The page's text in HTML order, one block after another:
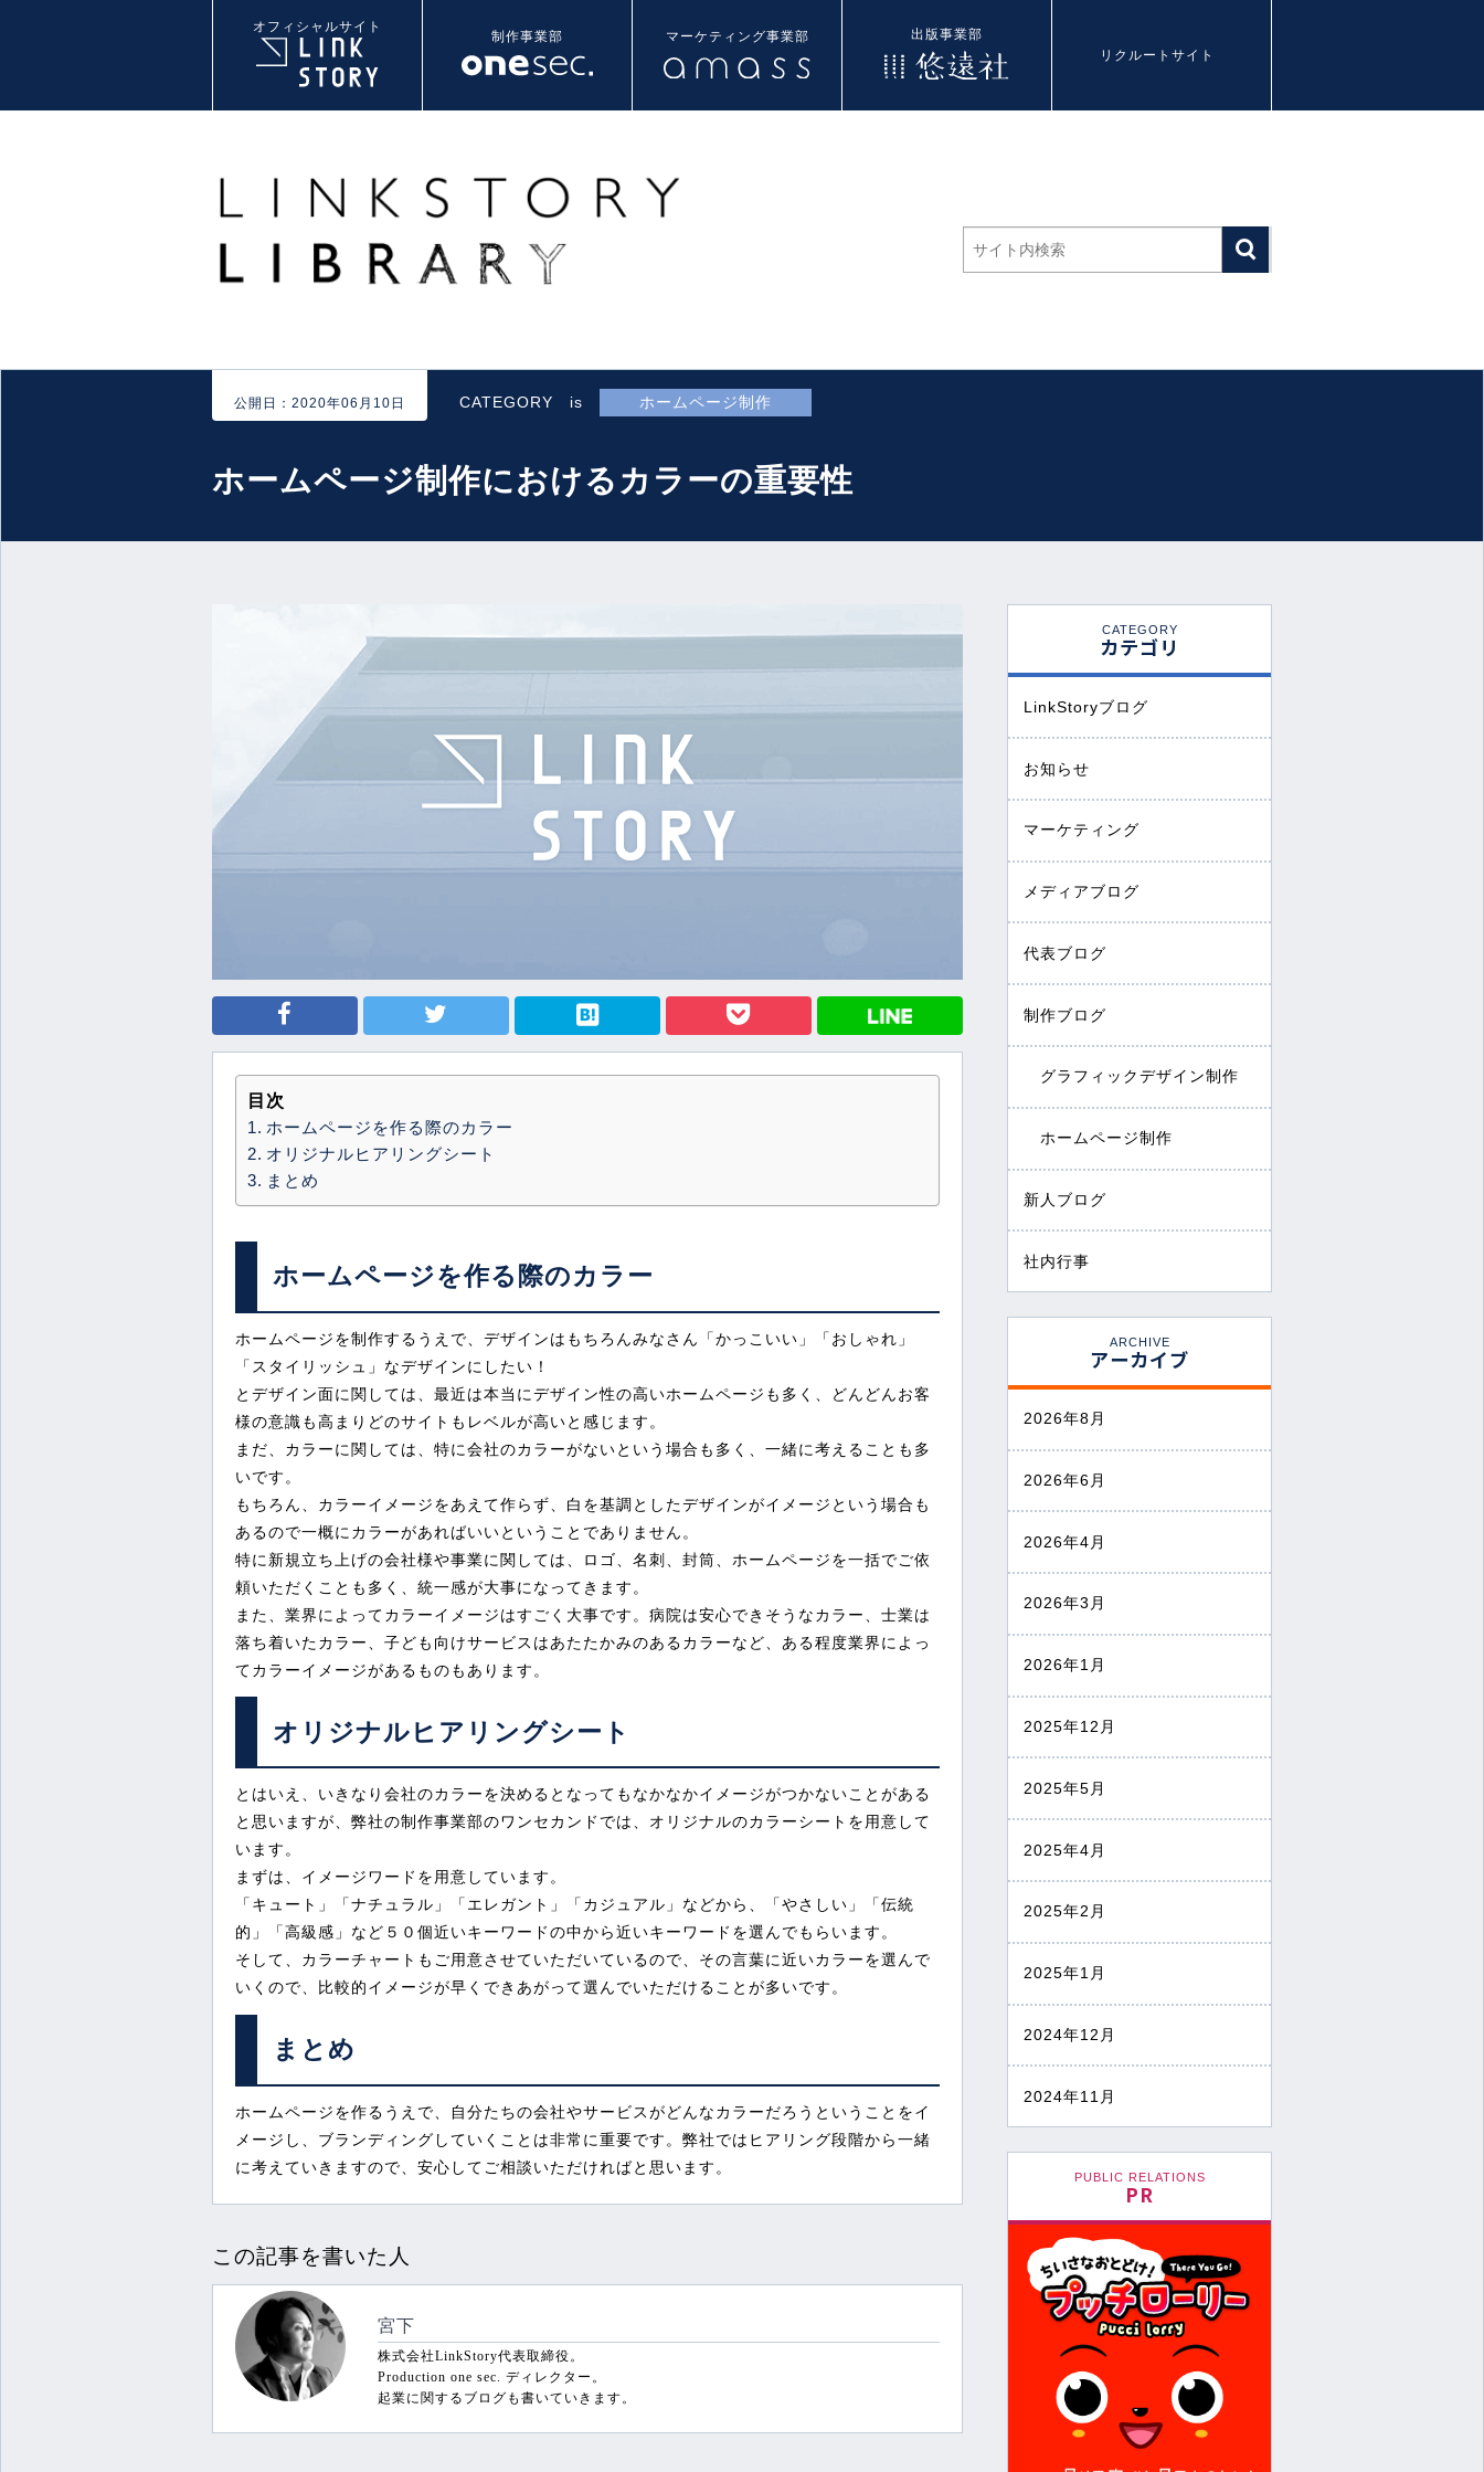
オフィシャルサイト
制作事業部 マーケティング事業部
出版事業部
リクルートサイト
公開日：2020年06月10日 CATEGORY is ホームページ制作
ホームページ制作におけるカラーの重要性
hatenabookmark
目次
ホームページを作る際のカラー
オリジナルヒアリングシート
まとめ
ホームページを作る際のカラー
ホームページを制作するうえで、デザインはもちろんみなさん「かっこいい」「おしゃれ」
「スタイリッシュ」なデザインにしたい！
とデザイン面に関しては、最近は本当にデザイン性の高いホームページも多く、どんどんお客
様の意識も高まりどのサイトもレベルが高いと感じます。
まだ、カラーに関しては、特に会社のカラーがないという場合も多く、一緒に考えることも多
いです。
もちろん、カラーイメージをあえて作らず、白を基調としたデザインがイメージという場合も
あるので一概にカラーがあればいいということでありません。
特に新規立ち上げの会社様や事業に関しては、ロゴ、名刺、封筒、ホームページを一括でご依
頼いただくことも多く、統一感が大事になってきます。
また、業界によってカラーイメージはすごく大事です。病院は安心できそうなカラー、士業は
落ち着いたカラー、子ども向けサービスはあたたかみのあるカラーなど、ある程度業界によっ
てカラーイメージがあるものもあります。
オリジナルヒアリングシート
とはいえ、いきなり会社のカラーを決めるとなってもなかなかイメージがつかないことがある
と思いますが、弊社の制作事業部のワンセカンドでは、オリジナルのカラーシートを用意して
います。
まずは、イメージワードを用意しています。
「キュート」「ナチュラル」「エレガント」「カジュアル」などから、「やさしい」「伝統
的」「高級感」など５０個近いキーワードの中から近いキーワードを選んでもらいます。
そして、カラーチャートもご用意させていただいているので、その言葉に近いカラーを選んで
いくので、比較的イメージが早くできあがって選んでいただけることが多いです。
まとめ
ホームページを作るうえで、自分たちの会社やサービスがどんなカラーだろうということをイ
メージし、ブランディングしていくことは非常に重要です。弊社ではヒアリング段階から一緒
に考えていきますので、安心してご相談いただければと思います。
この記事を書いた人
宮下
株式会社LinkStory代表取締役。
Production one sec. ディレクター。
起業に関するブログも書いていきます。
CATEGORY
カテゴリ
LinkStoryブログ
お知らせ
マーケティング
メディアブログ
代表ブログ
制作ブログ
グラフィックデザイン制作
ホームページ制作
新人ブログ
社内行事
ARCHIVE
アーカイブ
2026年8月
2026年6月
2026年4月
2026年3月
2026年1月
2025年12月
2025年5月
2025年4月
2025年2月
2025年1月
2024年12月
2024年11月
PUBLIC RELATIONS
PR